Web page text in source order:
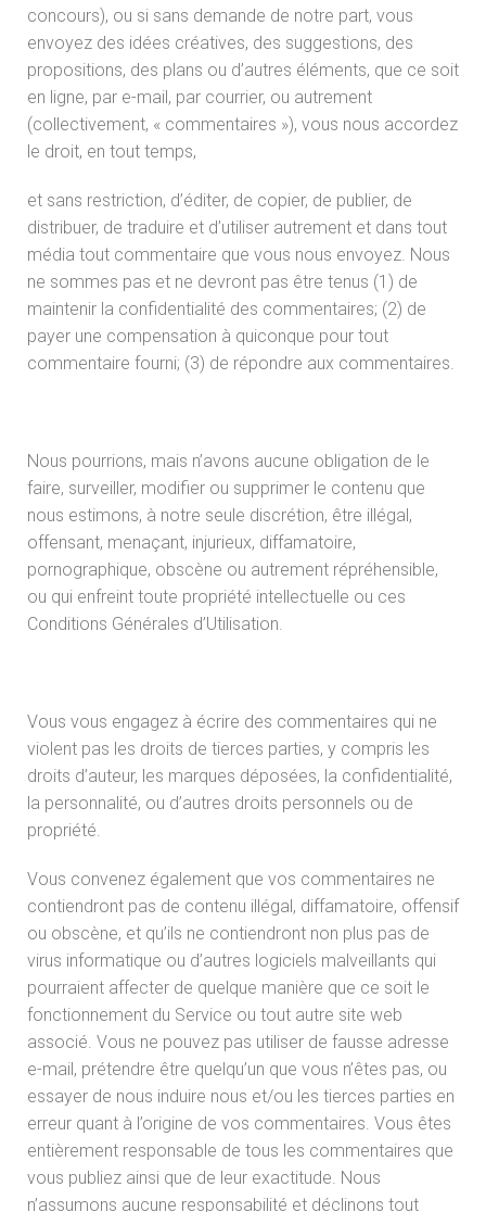
concours), ou si sans demande de notre part, vous
envoyez des idées créatives, des suggestions, des
propositions, des plans ou d’autres éléments, que ce soit
en ligne, par e-mail, par courrier, ou autrement
(collectivement, « commentaires »), vous nous accordez
le droit, en tout temps,
et sans restriction, d’éditer, de copier, de publier, de
distribuer, de traduire et d’utiliser autrement et dans tout
média tout commentaire que vous nous envoyez. Nous
ne sommes pas et ne devront pas être tenus (1) de
maintenir la confidentialité des commentaires; (2) de
payer une compensation à quiconque pour tout
commentaire fourni; (3) de répondre aux commentaires.
Nous pourrions, mais n’avons aucune obligation de le
faire, surveiller, modifier ou supprimer le contenu que
nous estimons, à notre seule discrétion, être illégal,
offensant, menaçant, injurieux, diffamatoire,
pornographique, obscène ou autrement répréhensible,
ou qui enfreint toute propriété intellectuelle ou ces
Conditions Générales d’Utilisation.
Vous vous engagez à écrire des commentaires qui ne
violent pas les droits de tierces parties, y compris les
droits d’auteur, les marques déposées, la confidentialité,
la personnalité, ou d’autres droits personnels ou de
propriété.
Vous convenez également que vos commentaires ne
contiendront pas de contenu illégal, diffamatoire, offensif
ou obscène, et qu’ils ne contiendront non plus pas de
virus informatique ou d’autres logiciels malveillants qui
pourraient affecter de quelque manière que ce soit le
fonctionnement du Service ou tout autre site web
associé. Vous ne pouvez pas utiliser de fausse adresse
e-mail, prétendre être quelqu’un que vous n’êtes pas, ou
essayer de nous induire nous et/ou les tierces parties en
erreur quant à l’origine de vos commentaires. Vous êtes
entièrement responsable de tous les commentaires que
vous publiez ainsi que de leur exactitude. Nous
n’assumons aucune responsabilité et déclinons tout